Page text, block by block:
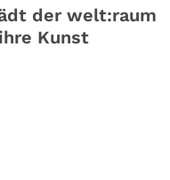
der welt:raum
Kunst